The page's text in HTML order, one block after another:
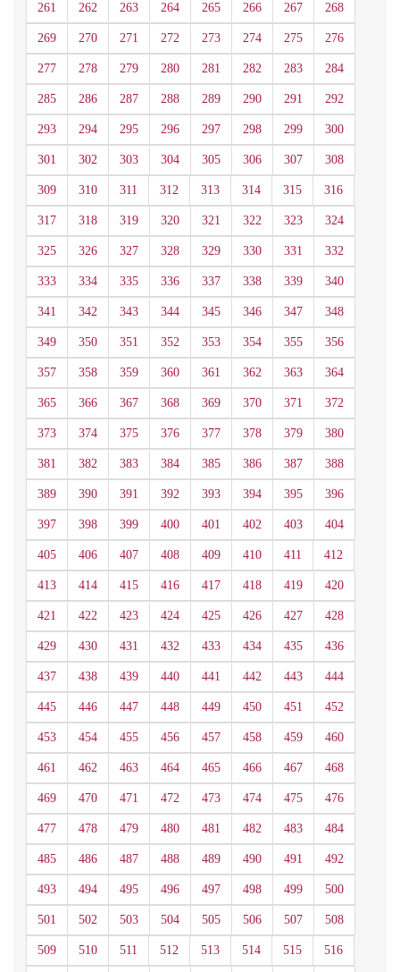
261 262 263 264 265 266 267 268
269 270 271 272 273 274 275 276
277 278 279 280 281 282 283 284
285 286 287 288 289 290 291 292
293 294 295 296 297 298 299 300
301 302 303 304 305 306 307 308
309 310 311 312 313 314 315 316
317 318 319 320 321 322 323 324
325 326 327 328 329 330 331 332
333 334 335 336 337 338 339 340
341 342 343 344 345 346 347 348
349 350 351 352 353 354 355 356
357 358 359 360 361 362 363 364
365 366 367 368 369 370 371 372
373 374 375 376 377 378 379 380
381 382 383 384 385 386 387 388
389 390 391 392 393 394 395 396
397 398 399 400 401 402 403 404
405 406 407 408 409 410 411 412
413 414 415 416 417 418 419 420
421 422 423 424 425 426 427 428
429 430 431 432 433 434 435 436
437 438 439 440 441 442 443 444
445 446 447 448 449 450 451 452
453 454 455 456 457 458 459 460
461 462 463 464 465 466 467 468
469 470 471 472 473 474 475 476
477 478 479 480 481 482 483 484
485 486 487 488 489 490 491 492
493 494 495 496 497 498 499 500
501 502 503 504 505 506 507 508
509 510 511 512 513 514 515 516